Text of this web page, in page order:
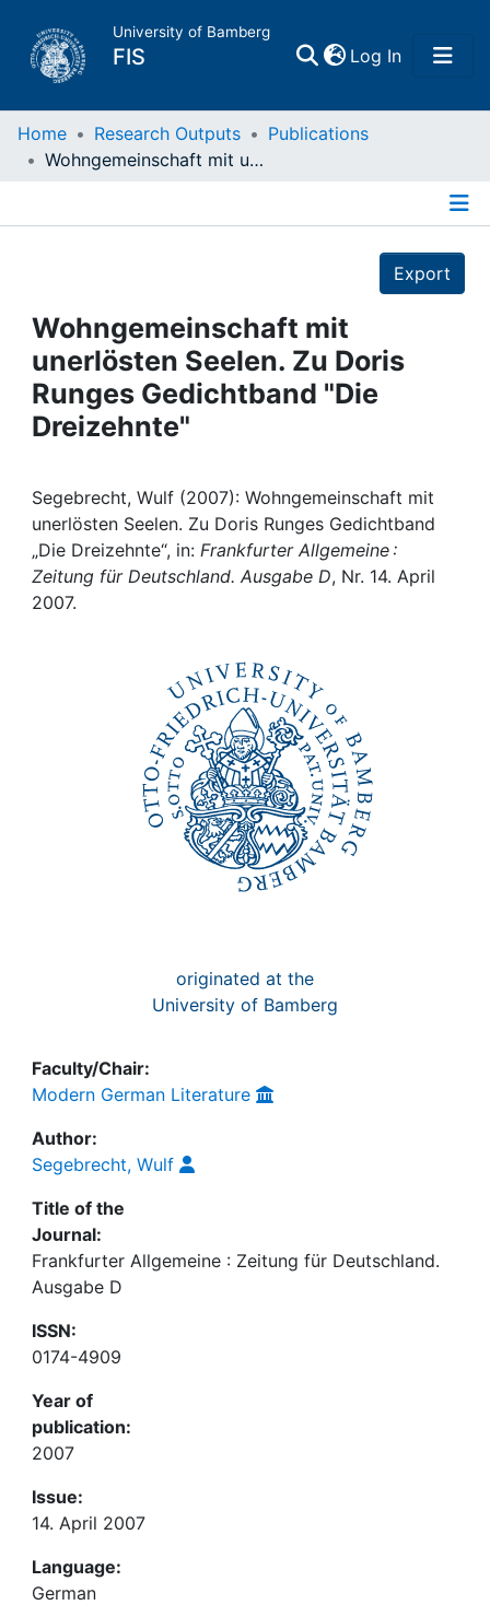
University of Bamberg
FIS Log In(current)
Home
Projects
People
Institutions
Awards
My FIS
Help
Home Research Outputs
Publications
Wohngemeinschaft mit unerlösten Seelen. Zu Doris Runges Gedichtband "Die Dreizehnte"
Export
Wohngemeinschaft mit
unerlösten Seelen. Zu Doris
Runges Gedichtband "Die
Dreizehnte"
Segebrecht, Wulf (2007): Wohngemeinschaft mit
unerlösten Seelen. Zu Doris Runges Gedichtband
„Die Dreizehnte“, in: Frankfurter Allgemeine :
Zeitung für Deutschland. Ausgabe D, Nr. 14. April
2007.
originated at the
University of Bamberg
Faculty/Chair:
Modern German Literature
Author:
Segebrecht, Wulf
Title of the
Journal:
Frankfurter Allgemeine : Zeitung für Deutschland.
Ausgabe D
ISSN:
0174-4909
Year of
publication:
2007
Issue:
14. April 2007
Language:
German